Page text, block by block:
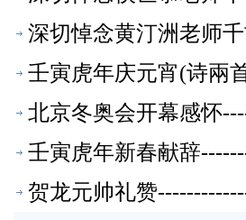
深切悼念黄汀洲老师
壬寅虎年庆元宵(诗兩
北京冬奥会开幕感怀
壬寅虎年新春献辞
贺龙元帅礼赞